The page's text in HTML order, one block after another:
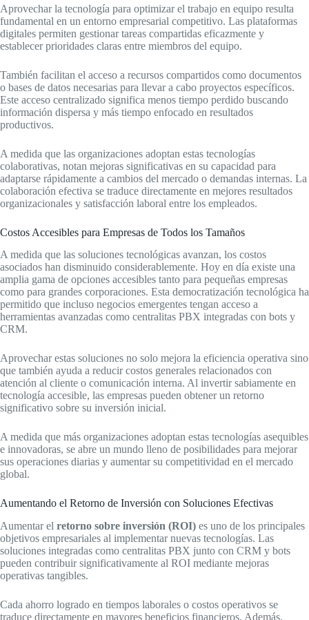
Aprovechar la tecnología para optimizar el trabajo en equipo resulta
fundamental en un entorno empresarial competitivo. Las plataformas
digitales permiten gestionar tareas compartidas eficazmente y
establecer prioridades claras entre miembros del equipo.
También facilitan el acceso a recursos compartidos como documentos
o bases de datos necesarias para llevar a cabo proyectos específicos.
Este acceso centralizado significa menos tiempo perdido buscando
información dispersa y más tiempo enfocado en resultados
productivos.
A medida que las organizaciones adoptan estas tecnologías
colaborativas, notan mejoras significativas en su capacidad para
adaptarse rápidamente a cambios del mercado o demandas internas. La
colaboración efectiva se traduce directamente en mejores resultados
organizacionales y satisfacción laboral entre los empleados.
Costos Accesibles para Empresas de Todos los Tamaños
A medida que las soluciones tecnológicas avanzan, los costos
asociados han disminuido considerablemente. Hoy en día existe una
amplia gama de opciones accesibles tanto para pequeñas empresas
como para grandes corporaciones. Esta democratización tecnológica ha
permitido que incluso negocios emergentes tengan acceso a
herramientas avanzadas como centralitas PBX integradas con bots y
CRM.
Aprovechar estas soluciones no solo mejora la eficiencia operativa sino
que también ayuda a reducir costos generales relacionados con
atención al cliente o comunicación interna. Al invertir sabiamente en
tecnología accesible, las empresas pueden obtener un retorno
significativo sobre su inversión inicial.
A medida que más organizaciones adoptan estas tecnologías asequibles
e innovadoras, se abre un mundo lleno de posibilidades para mejorar
sus operaciones diarias y aumentar su competitividad en el mercado
global.
Aumentando el Retorno de Inversión con Soluciones Efectivas
Aumentar el retorno sobre inversión (ROI) es uno de los principales
objetivos empresariales al implementar nuevas tecnologías. Las
soluciones integradas como centralitas PBX junto con CRM y bots
pueden contribuir significativamente al ROI mediante mejoras
operativas tangibles.
Cada ahorro logrado en tiempos laborales o costos operativos se
traduce directamente en mayores beneficios financieros. Además,